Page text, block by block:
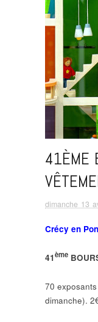
41ÈME
dimanche 13
Crécy en
41ème
70
dimanche).